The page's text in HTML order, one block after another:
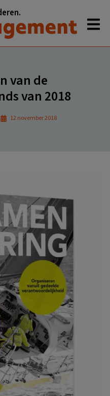
van de
van 2018
12 november 2018